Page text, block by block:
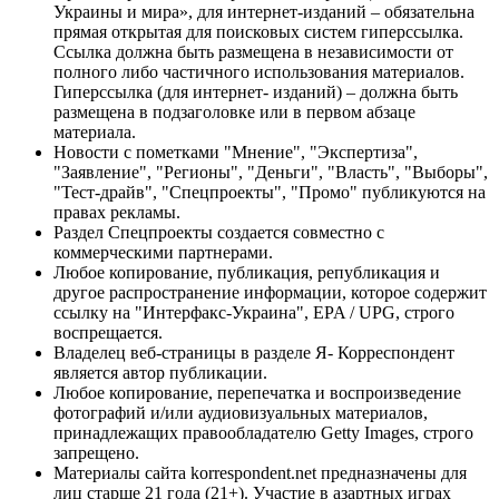
Украины и мира», для интернет-изданий – обязательна
прямая открытая для поисковых систем гиперссылка.
Ссылка должна быть размещена в независимости от
полного либо частичного использования материалов.
Гиперссылка (для интернет- изданий) – должна быть
размещена в подзаголовке или в первом абзаце
материала.
Новости с пометками "Мнение", "Экспертиза",
"Заявление", "Регионы", "Деньги", "Власть", "Выборы",
"Тест-драйв", "Спецпроекты", "Промо" публикуются на
правах рекламы.
Раздел Спецпроекты создается совместно с
коммерческими партнерами.
Любое копирование, публикация, републикация и
другое распространение информации, которое содержит
ссылку на "Интерфакс-Украина", EPA / UPG, строго
воспрещается.
Владелец веб-страницы в разделе Я- Корреспондент
является автор публикации.
Любое копирование, перепечатка и воспроизведение
фотографий и/или аудиовизуальных материалов,
принадлежащих правообладателю Getty Images, строго
запрещено.
Материалы сайта korrespondent.net предназначены для
лиц старше 21 года (21+). Участие в азартных играх